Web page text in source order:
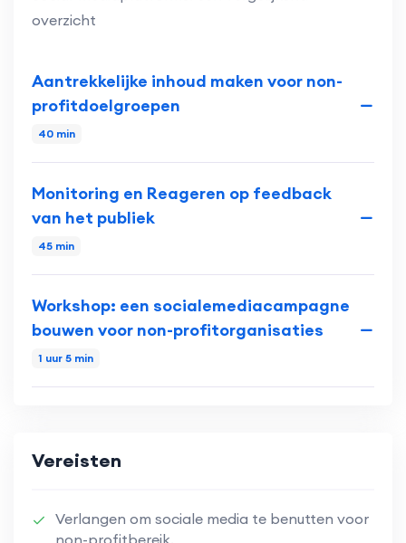
overzicht
Aantrekkelijke inhoud maken voor non-
profitdoelgroepen
40 min
Monitoring en Reageren op feedback
van het publiek
45 min
Workshop: een socialemediacampagne
bouwen voor non-profitorganisaties
1 uur 5 min
Vereisten
Verlangen om sociale media te benutten voor
non-profitbereik.